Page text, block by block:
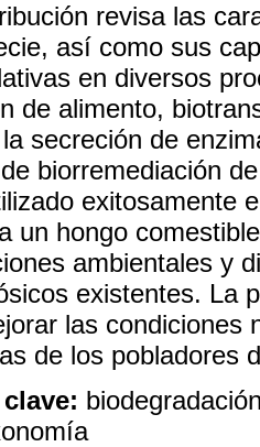
revisa las
así como sus
en diversos
de alimento,
secreción de
biorremediación
exitosamente
un hongo
ambientales y
existentes. La
las condiciones
de los pobladores